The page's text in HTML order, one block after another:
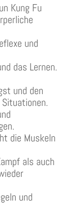
Kung Fu
und
das Lernen.
und den
die Muskeln
als auch
und